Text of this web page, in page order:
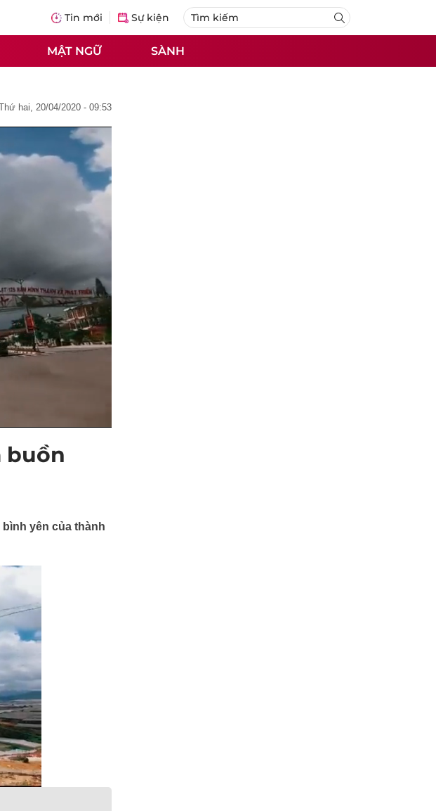
Tin mới Sự kiện
MẬT NGỮ SÀNH
thứ hai, 20/04/2020 - 09:53
buồn
yên của thành